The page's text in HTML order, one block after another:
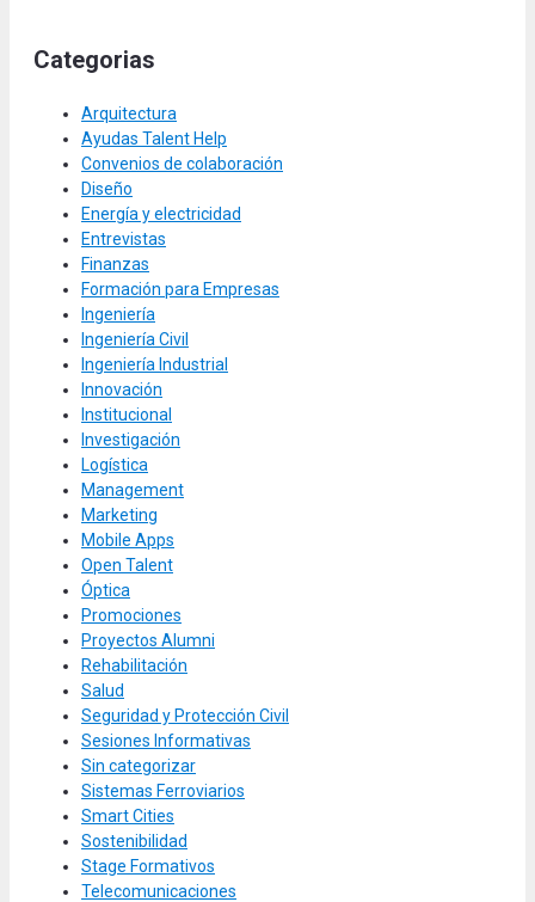
Categorias
Arquitectura
Ayudas Talent Help
Convenios de colaboración
Diseño
Energía y electricidad
Entrevistas
Finanzas
Formación para Empresas
Ingeniería
Ingeniería Civil
Ingeniería Industrial
Innovación
Institucional
Investigación
Logística
Management
Marketing
Mobile Apps
Open Talent
Óptica
Promociones
Proyectos Alumni
Rehabilitación
Salud
Seguridad y Protección Civil
Sesiones Informativas
Sin categorizar
Sistemas Ferroviarios
Smart Cities
Sostenibilidad
Stage Formativos
Telecomunicaciones